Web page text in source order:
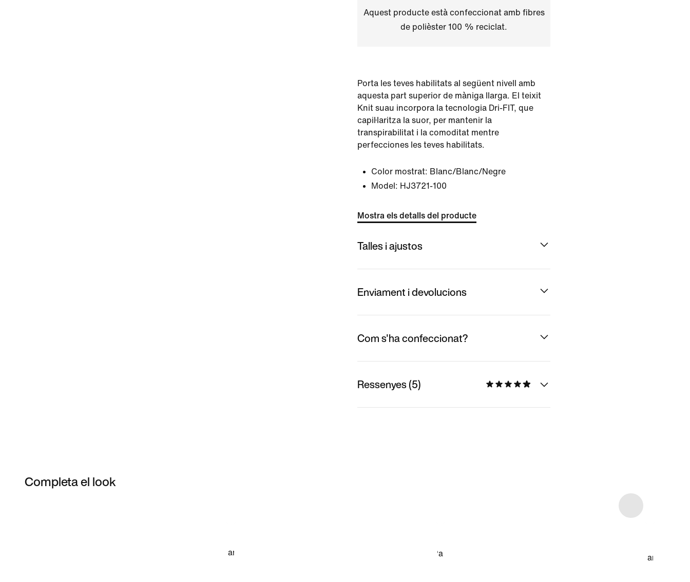
Aquest producte està confeccionat amb fibres
de polièster 100 % reciclat.
Porta les teves habilitats al següent nivell amb
aquesta part superior de màniga llarga. El teixit
Knit suau incorpora la tecnologia Dri-FIT, que
capil·laritza la suor, per mantenir la
transpirabilitat i la comoditat mentre
perfecciones les teves habilitats.
Color mostrat: Blanc/Blanc/Negre
Model: HJ3721-100
Mostra els detalls del producte
Talles i ajustos
Enviament i devolucions
Com s'ha confeccionat?
Ressenyes (5)
Completa el look